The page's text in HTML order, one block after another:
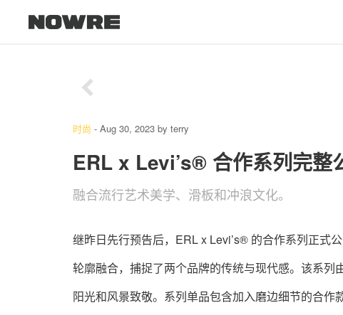
时尚 - Aug 30, 2023 by terry
ERL x Levi’s® 合作系列完整
融合流行艺术美学、滑板和冲浪文化。
继昨日先行预告后，ERL x Levi’s® 的合作系列正式
轮廓融合，捕捉了两个品牌的传统与现代感。该系
阳光和风景致敬。系列单品包含加入磨边细节的合